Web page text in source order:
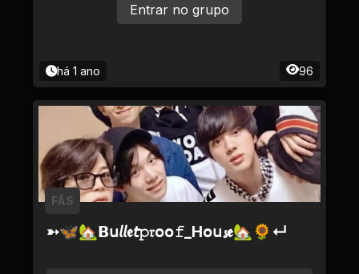
há 1 ano 96
Entrar no grupo
➳🦋🏡𝗕𝗎𝘭𝘭𝖊𝘵𝚙𝔯օօ𝚏_Ηօ𝗎𝓼𝖊🏡🌻↵
FÃS